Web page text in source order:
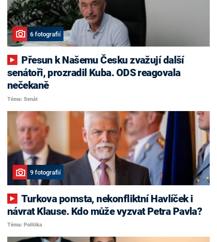
6 fotografií
senátoři, prozradil Kuba. ODS reagovala
nečekaně
Téma: Senát
9 fotografií
Turkova pomsta, nekonfliktní Havlíček i
návrat Klause. Kdo může vyzvat Petra Pavla?
Téma: Politika